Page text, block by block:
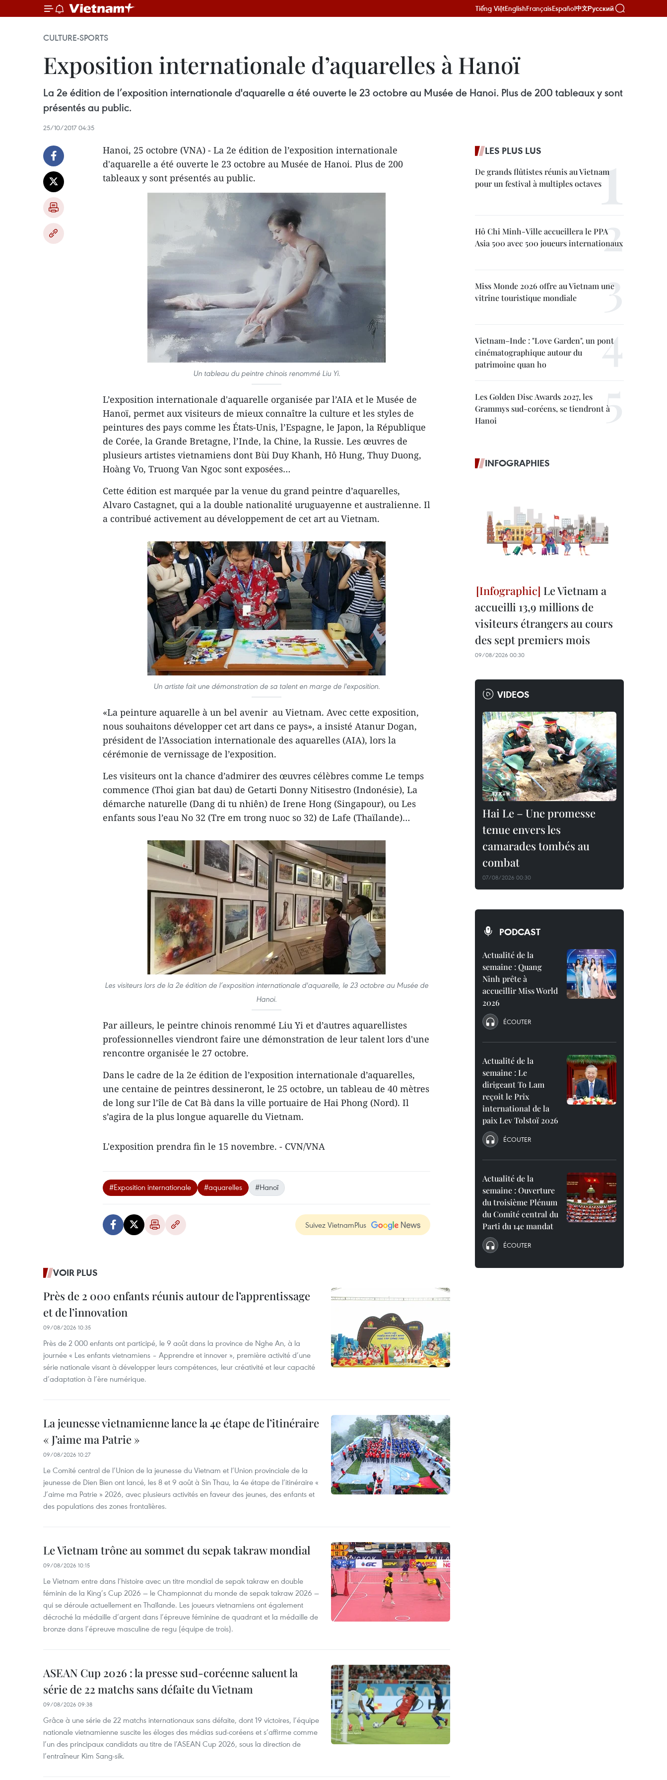
Tiếng ViệtEnglishFrançaisEspañol中文Русский
CULTURE-SPORTS
Exposition internationale d’aquarelles à Hanoï
La 2e édition de l’exposition internationale d'aquarelle a été ouverte le 23 octobre au Musée de Hanoi. Plus de 200 tableaux y sont
présentés au public.
25/10/2017 04:35
Hanoi, 25 octobre (VNA) - La 2e édition de l’exposition internationale
d'aquarelle a été ouverte le 23 octobre au Musée de Hanoi. Plus de 200
tableaux y sont présentés au public.
Un tableau du peintre chinois renommé Liu Yi.
L’exposition internationale d'aquarelle organisée par l’AIA et le Musée de
Hanoï, permet aux visiteurs de mieux connaître la culture et les styles de
peintures des pays comme les États-Unis, l’Espagne, le Japon, la République
de Corée, la Grande Bretagne, l’Inde, la Chine, la Russie. Les œuvres de
plusieurs artistes vietnamiens dont Bùi Duy Khanh, Hô Hung, Thuy Duong,
Hoàng Vo, Truong Van Ngoc sont exposées…
Cette édition est marquée par la venue du grand peintre d’aquarelles,
Alvaro Castagnet, qui a la double nationalité uruguayenne et australienne. Il
a contribué activement au développement de cet art au Vietnam.
Un artiste fait une démonstration de sa talent en marge de l'exposition.
«La peinture aquarelle à un bel avenir au Vietnam. Avec cette exposition,
nous souhaitons développer cet art dans ce pays», a insisté Atanur Dogan,
président de l’Association internationale des aquarelles (AIA), lors la
cérémonie de vernissage de l’exposition.
Les visiteurs ont la chance d’admirer des œuvres célèbres comme Le temps
commence (Thoi gian bat dau) de Getarti Donny Nitisestro (Indonésie), La
démarche naturelle (Dang di tu nhiên) de Irene Hong (Singapour), ou Les
enfants sous l’eau No 32 (Tre em trong nuoc so 32) de Lafe (Thaïlande)…
Les visiteurs lors de la 2e édition de l’exposition internationale d'aquarelle, le 23 octobre au Musée de
Hanoi.
Par ailleurs, le peintre chinois renommé Liu Yi et d’autres aquarellistes
professionnelles viendront faire une démonstration de leur talent lors d'une
rencontre organisée le 27 octobre.
Dans le cadre de la 2e édition de l’exposition internationale d’aquarelles,
une centaine de peintres dessineront, le 25 octobre, un tableau de 40 mètres
de long sur l’île de Cat Bà dans la ville portuaire de Hai Phong (Nord). Il
s’agira de la plus longue aquarelle du Vietnam.
L'exposition prendra fin le 15 novembre. - CVN/VNA
#Exposition internationale #aquarelles #Hanoï
Suivez VietnamPlus
VOIR PLUS
Près de 2 000 enfants réunis autour de l’apprentissage
et de l’innovation
09/08/2026 10:35
Près de 2 000 enfants ont participé, le 9 août dans la province de Nghe An, à la
journée « Les enfants vietnamiens – Apprendre et innover », première activité d’une
série nationale visant à développer leurs compétences, leur créativité et leur capacité
d’adaptation à l’ère numérique.
La jeunesse vietnamienne lance la 4e étape de l’itinéraire
« J’aime ma Patrie »
09/08/2026 10:27
Le Comité central de l’Union de la jeunesse du Vietnam et l’Union provinciale de la
jeunesse de Dien Bien ont lancé, les 8 et 9 août à Sin Thau, la 4e étape de l’itinéraire «
J’aime ma Patrie » 2026, avec plusieurs activités en faveur des jeunes, des enfants et
des populations des zones frontalières.
Le Vietnam trône au sommet du sepak takraw mondial
09/08/2026 10:15
Le Vietnam entre dans l’histoire avec un titre mondial de sepak takraw en double
féminin de la King’s Cup 2026 — le Championnat du monde de sepak takraw 2026 —
qui se déroule actuellement en Thaïlande. Les joueurs vietnamiens ont également
décroché la médaille d’argent dans l’épreuve féminine de quadrant et la médaille de
bronze dans l’épreuve masculine de regu (équipe de trois).
ASEAN Cup 2026 : la presse sud-coréenne saluent la
série de 22 matchs sans défaite du Vietnam
09/08/2026 09:38
Grâce à une série de 22 matchs internationaux sans défaite, dont 19 victoires, l’équipe
nationale vietnamienne suscite les éloges des médias sud-coréens et s’affirme comme
l’un des principaux candidats au titre de l’ASEAN Cup 2026, sous la direction de
l’entraîneur Kim Sang-sik.
LES PLUS LUS
De grands flûtistes réunis au Vietnam
pour un festival à multiples octaves
Hô Chi Minh-Ville accueillera le PPA
Asia 500 avec 500 joueurs internationaux
Miss Monde 2026 offre au Vietnam une
vitrine touristique mondiale
Vietnam–Inde : "Love Garden", un pont
cinématographique autour du
patrimoine quan ho
Les Golden Disc Awards 2027, les
Grammys sud-coréens, se tiendront à
Hanoi
INFOGRAPHIES
Le Vietnam a
accueilli 13,9 millions de
visiteurs étrangers au cours
des sept premiers mois
09/08/2026 00:30
VIDEOS
Hai Le – Une promesse
tenue envers les
camarades tombés au
combat
07/08/2026 00:30
PODCAST
Actualité de la
semaine : Quang
Ninh prête à
accueillir Miss World
2026
ÉCOUTER
Actualité de la
semaine : Le
dirigeant To Lam
reçoit le Prix
international de la
paix Lev Tolstoï 2026
ÉCOUTER
Actualité de la
semaine : Ouverture
du troisième Plénum
du Comité central du
Parti du 14e mandat
ÉCOUTER